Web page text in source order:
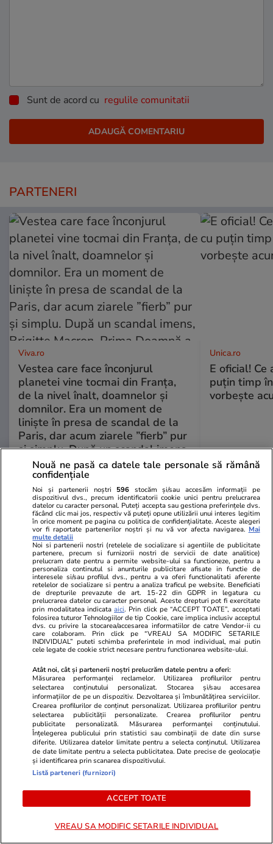
Sunt de acord cu regulile comunitatii
PARTENERI
Viva.ro
Vestea care face înconjurul
planetei vine tocmai din Franța,
de la nivel înalt, doamnelor și
domnilor. Era un moment de
liniște în presa de scandal de la
Paris, dar acum ziarele ”fierb” pur
și simplu. După un scandal imens,
Brigitte Macron, Prima Doamnă a
Franței, a făcut anunțul bombă
Unica.ro
E oficial! Ce
puțin timp
vorbește
GSP
GSP.RO
DOSARUL COMPLET de la
Securitate al lui Dan Șucu. Pe cine
trebuia să toarne și cum îl
caracterizau sursele Securității
înainte și după recrutarea din
august 1984
GSP.RO
Incident
mult decât
face, e cu
PARTENERI
Nouă ne pasă ca datele tale personale să rămână
confidențiale
Noi și partenerii noștri 596 stocăm și/sau accesăm informații pe
dispozitivul dvs., precum identificatorii cookie unici pentru prelucrarea
datelor cu caracter personal. Puteți accepta sau gestiona preferințele dvs.
făcând clic mai jos, respectiv vă puteți opune utilizării unui interes legitim
în orice moment pe pagina cu politica de confidențialitate. Aceste alegeri
vor fi raportate partenerilor noștri și nu vă vor afecta navigarea. Mai
multe detalii
Noi si partenerii nostri (retelele de socializare si agentiile de publicitate
partenere, precum si furnizorii nostri de servicii de date analitice)
prelucram date pentru a permite website-ului sa functioneze, pentru a
personaliza continutul si anunturile publicitare afisate in functie de
interesele si/sau profilul dvs., pentru a va oferi functionalitati aferente
retelelor de socializare si pentru a analiza traficul pe website. Beneficiati
de drepturile prevazute de art. 15-22 din GDPR in legatura cu
prelucrarea datelor cu caracter personal. Aceste drepturi pot fi exercitate
prin modalitatea indicataaici. Prin click pe “ACCEPT TOATE”, acceptati
folosirea tuturor Tehnologiilor de tip Cookie, care implica inclusiv acceptul
dvs. cu privire la stocarea/accesarea informatiilor de catre Vendor-ii cu
care colaboram. Prin click pe “VREAU SA MODIFIC SETARILE
INDIVIDUAL” puteti schimba preferintele in mod individual, mai putin
cele legate de cookie strict necesare pentru functionarea website-ului.
Atât noi, cât și partenerii noștri prelucrăm datele pentru a oferi:
Măsurarea performanței reclamelor. Utilizarea profilurilor pentru
selectarea conținutului personalizat. Stocarea și/sau accesarea
informațiilor de pe un dispozitiv. Dezvoltarea și îmbunătățirea serviciilor.
Crearea profilurilor de conținut personalizat. Utilizarea profilurilor pentru
selectarea publicității personalizate. Crearea profilurilor pentru
publicitate personalizată. Măsurarea performanței conținutului.
Înțelegerea publicului prin statistici sau combinații de date din surse
diferite. Utilizarea datelor limitate pentru a selecta conținutul. Utilizarea
de date limitate pentru a selecta publicitatea. Date precise de geolocație
și identificarea prin scanarea dispozitivului.
Listă parteneri (furnizori)
ACCEPT TOATE
VREAU SA MODIFIC SETARILE INDIVIDUAL